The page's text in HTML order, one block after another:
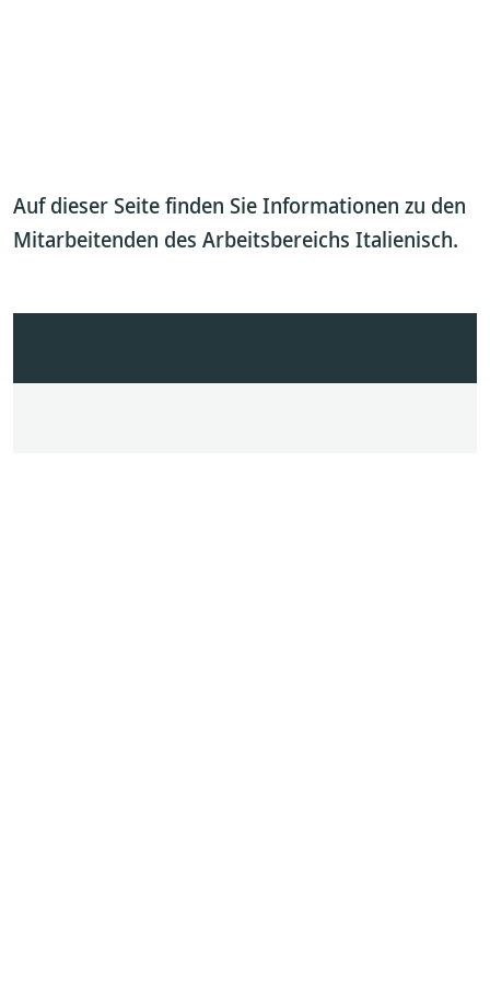
Auf dieser Seite finden Sie Informationen zu den
Mitarbeitenden des Arbeitsbereichs Italienisch.